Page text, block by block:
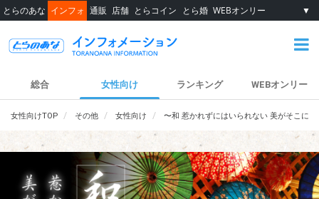
とらのあな インフォ 通販 店舗 とらコイン とら婚 WEBオンリー ▼
総合 女性向け ランキング WEBオンリー
女性向けTOP その他 女性向け 〜和 惹かれずにはいられない 美がそこに